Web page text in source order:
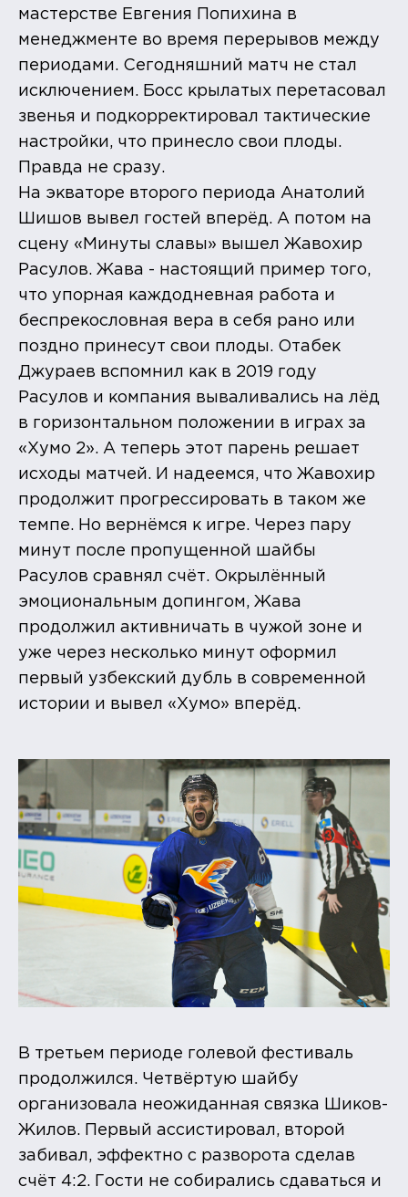
мастерстве Евгения Попихина в
менеджменте во время перерывов между
периодами. Сегодняшний матч не стал
исключением. Босс крылатых перетасовал
звенья и подкорректировал тактические
настройки, что принесло свои плоды.
Правда не сразу.
На экваторе второго периода Анатолий
Шишов вывел гостей вперёд. А потом на
сцену «Минуты славы» вышел Жавохир
Расулов. Жава - настоящий пример того,
что упорная каждодневная работа и
беспрекословная вера в себя рано или
поздно принесут свои плоды. Отабек
Джураев вспомнил как в 2019 году
Расулов и компания вываливались на лёд
в горизонтальном положении в играх за
«Хумо 2». А теперь этот парень решает
исходы матчей. И надеемся, что Жавохир
продолжит прогрессировать в таком же
темпе. Но вернёмся к игре. Через пару
минут после пропущенной шайбы
Расулов сравнял счёт. Окрылённый
эмоциональным допингом, Жава
продолжил активничать в чужой зоне и
уже через несколько минут оформил
первый узбекский дубль в современной
истории и вывел «Хумо» вперёд.
В третьем периоде голевой фестиваль
продолжился. Четвёртую шайбу
организовала неожиданная связка Шиков-
Жилов. Первый ассистировал, второй
забивал, эффектно с разворота сделав
счёт 4:2. Гости не собирались сдаваться и